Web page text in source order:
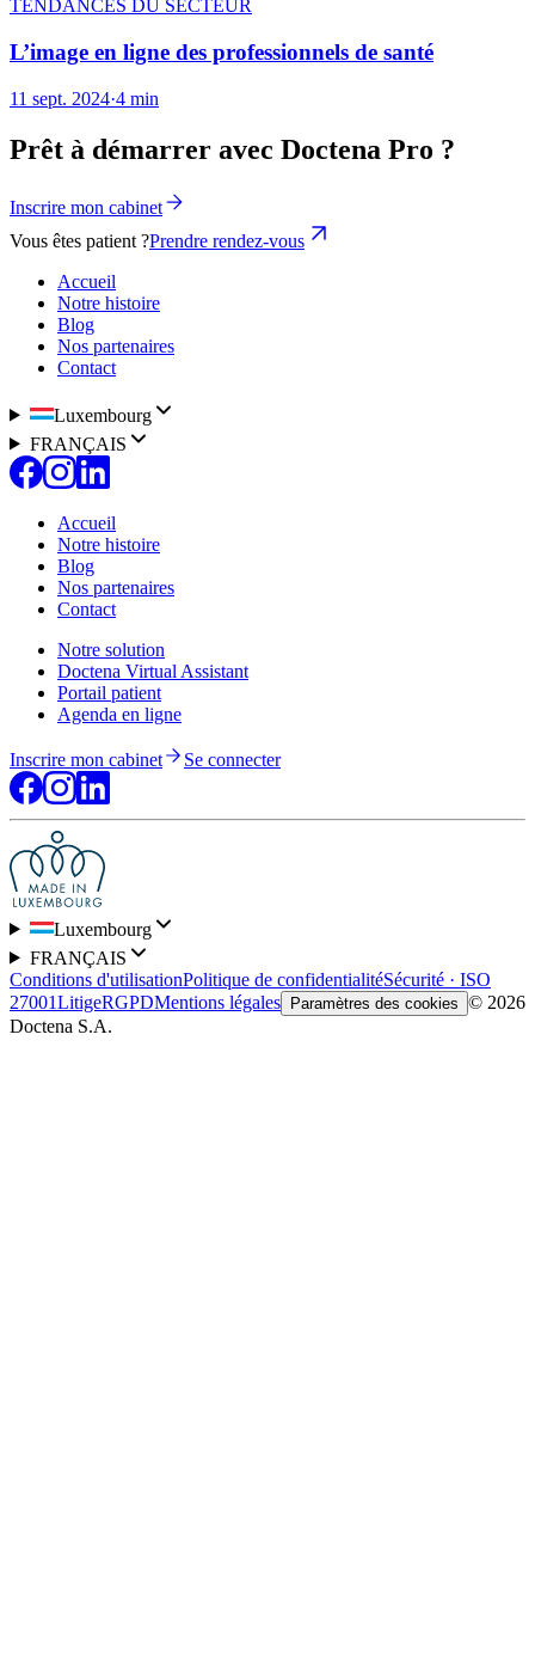
TENDANCES DU SECTEUR
L’image en ligne des professionnels de santé
11 sept. 2024·4 min
Prêt à démarrer avec Doctena Pro ?
Inscrire mon cabinet
Vous êtes patient ?Prendre rendez-vous
Accueil
Notre histoire
Blog
Nos partenaires
Contact
Luxembourg
FRANÇAIS
Accueil
Notre histoire
Blog
Nos partenaires
Contact
Notre solution
Doctena Virtual Assistant
Portail patient
Agenda en ligne
Inscrire mon cabinet Se connecter
Luxembourg
FRANÇAIS
Conditions d'utilisationPolitique de confidentialitéSécurité · ISO
27001LitigeRGPDMentions légales Paramètres des cookies © 2026
Doctena S.A.